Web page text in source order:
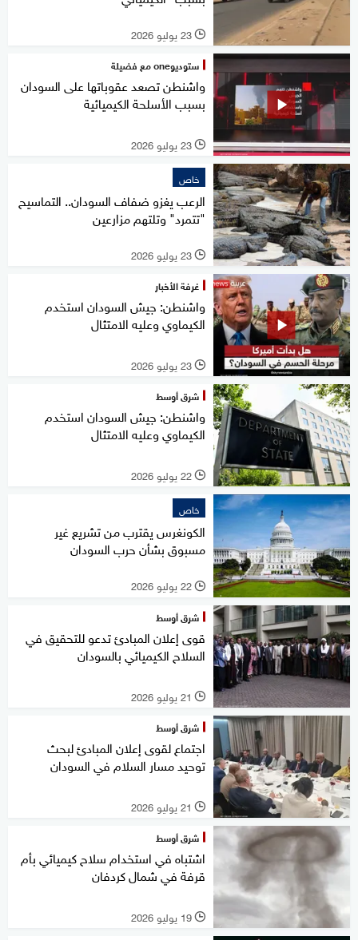
l 23 يوليو 2026
ستوديوone مع فضيلة
واشنطن تصعد عقوباتها على السودان
بسبب الأسلحة الكيميائية
l 23 يوليو 2026
خاص
الرعب يغزو ضفاف السودان.. التماسيح
"تتمرد" وتلتهم مزارعين
l 23 يوليو 2026
غرفة الأخبار
واشنطن: جيش السودان استخدم
الكيماوي وعليه الامتثال
l 23 يوليو 2026
شرق أوسط
واشنطن: جيش السودان استخدم
الكيماوي وعليه الامتثال
l 22 يوليو 2026
خاص
الكونغرس يقترب من تشريع غير
مسبوق بشأن حرب السودان
l 22 يوليو 2026
شرق أوسط
قوى إعلان المبادئ تدعو للتحقيق في
السلاح الكيميائي بالسودان
l 21 يوليو 2026
شرق أوسط
اجتماع لقوى إعلان المبادئ لبحث
توحيد مسار السلام في السودان
l 21 يوليو 2026
شرق أوسط
اشتباه في استخدام سلاح كيميائي بأم
قرفة في شمال كردفان
l 19 يوليو 2026